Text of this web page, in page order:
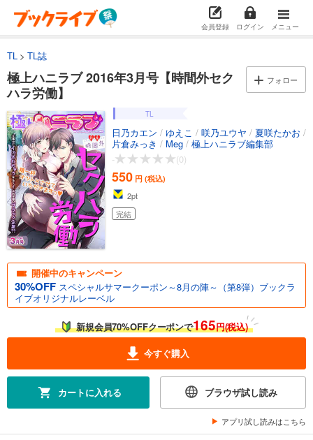
会員登録 ログイン メニュー
TL TL誌
極上ハニラブ 2016年3月号【時間外セク
ハラ労働】
フォロー
TL
日乃カエン / ゆえこ / 咲乃ユウヤ / 夏咲たかお /
片倉みっき / Meg / 極上ハニラブ編集部
-
(0)
550 円 (税込)
2pt
完結
開催中のキャンペーン
30%OFF スペシャルサマークーポン～8月の陣～（第8弾）ブックラ
イブオリジナルレーベル
新規会員70%OFFクーポンで165円(税込)
今すぐ購入
カートに入れる ブラウザ試し読み
アプリ試し読みはこちら